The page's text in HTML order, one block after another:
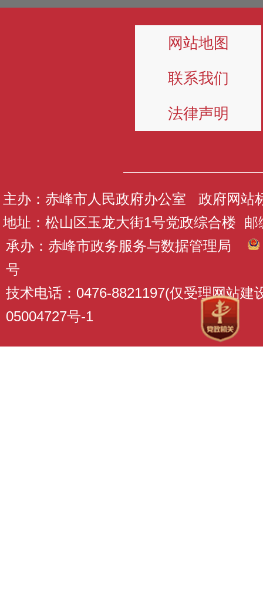
网站地图
联系我们
法律声明
主办：赤峰市人民政府办公室 政府网站
地址：松山区玉龙大街1号党政综合楼 邮
承办：赤峰市政务服务与数据管理局
号
技术电话：0476-8821197(仅受理网站建
05004727号-1